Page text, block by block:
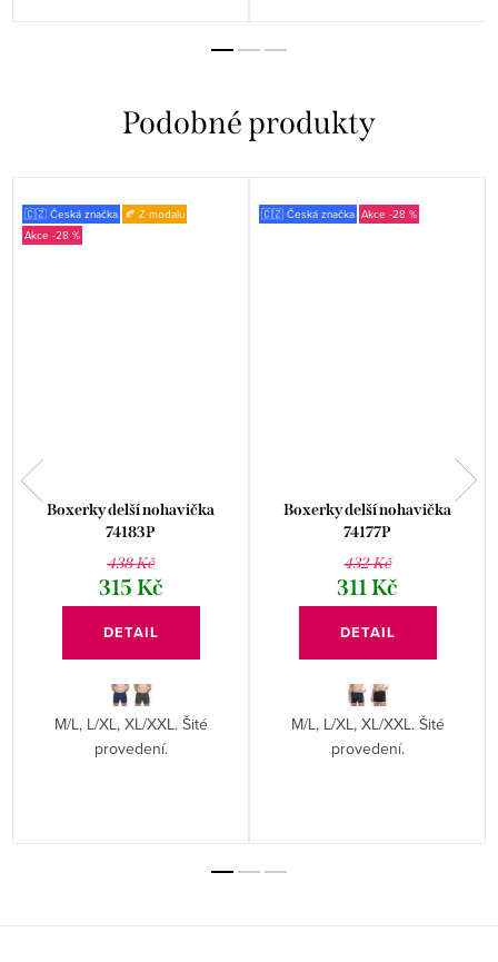
🇨🇿 Česká značka 🍂 Z modalu
-28 %
Boxerky delší nohavička
74183P
438 Kč
315 Kč
DETAIL
M/L, L/XL, XL/XXL. Šité
provedení.
🇨🇿 Česká značka -28 %
Boxerky delší nohavička
74177P
432 Kč
311 Kč
DETAIL
M/L, L/XL, XL/XXL. Šité
provedení.